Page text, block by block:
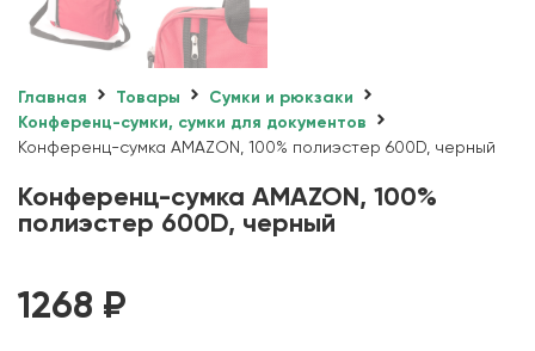
Главная Товары
Сумки и рюкзаки
Конференц-сумки, сумки для документов
Конференц-сумка AMAZON, 100% полиэстер 600D, черный
Конференц-сумка AMAZON, 100%
полиэстер 600D, черный
1268 ₽